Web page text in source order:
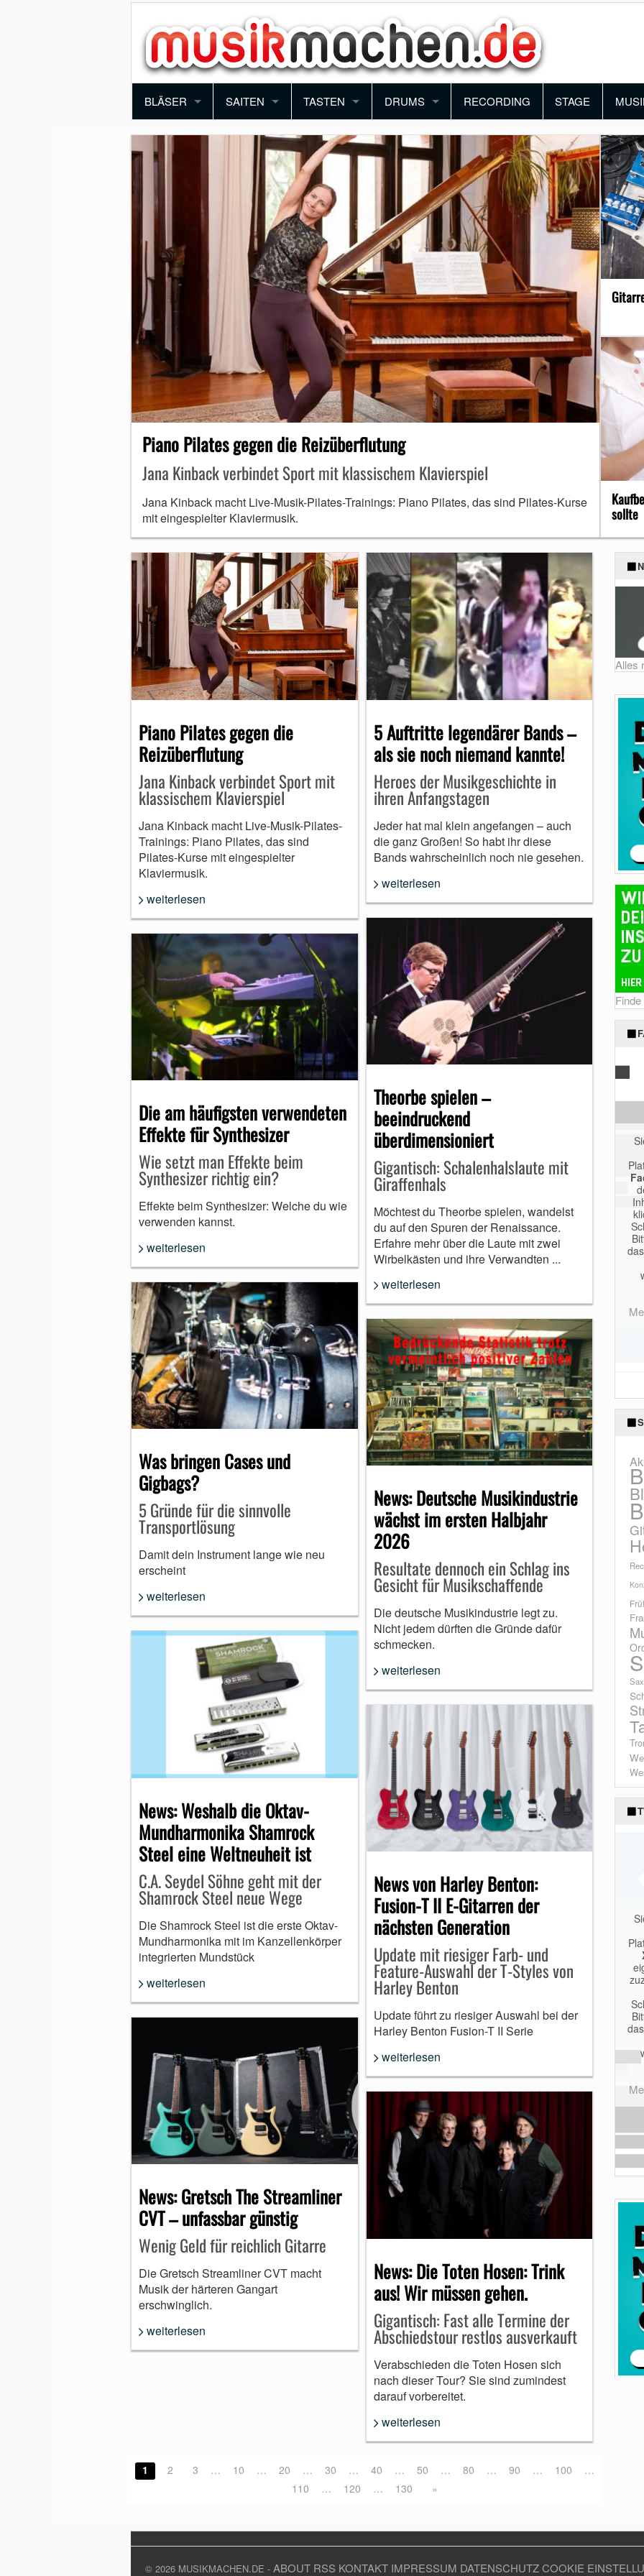
BLÄSER
TROMPETE
POSAUNE
SAXOPHON
KLARINETTE
QUERFLÖTE
BLOCKFLÖTE
MUNDHARMONIKA
SAITEN
VIOLINE
BRATSCHE
E-GITARRE
AKUSTIK GITARRE
E-BASS
HARFE
TASTEN
PIANO
KEYBOARD
SYNTHESIZER
AKKORDEON
DRUMS
SCHLAGZEUG
PERCUSSION
RECORDING STAGE
BLOG
FUN
Piano Pilates gegen die Reizüberflutung
Jana Kinback verbindet Sport mit klassischem Klavierspiel
Jana Kinback macht Live-Musik-Pilates-Trainings: Piano Pilates, das sind Pilates-Kurse
mit eingespielter Klaviermusik.
sollte
Piano Pilates gegen die
Reizüberflutung
Jana Kinback verbindet Sport mit
klassischem Klavierspiel
Jana Kinback macht Live-Musik-Pilates-
Trainings: Piano Pilates, das sind
Pilates-Kurse mit eingespielter
Klaviermusik.
weiterlesen
Die am häufigsten verwendeten
Effekte für Synthesizer
Wie setzt man Effekte beim
Synthesizer richtig ein?
Effekte beim Synthesizer: Welche du wie
verwenden kannst.
weiterlesen
Was bringen Cases und
Gigbags?
5 Gründe für die sinnvolle
Transportlösung
Damit dein Instrument lange wie neu
erscheint
weiterlesen
News: Weshalb die Oktav-
Mundharmonika Shamrock
Steel eine Weltneuheit ist
C.A. Seydel Söhne geht mit der
Shamrock Steel neue Wege
Die Shamrock Steel ist die erste Oktav-
Mundharmonika mit im Kanzellenkörper
integrierten Mundstück
weiterlesen
News: Gretsch The Streamliner
CVT – unfassbar günstig
Wenig Geld für reichlich Gitarre
Die Gretsch Streamliner CVT macht
Musik der härteren Gangart
erschwinglich.
weiterlesen
5 Auftritte legendärer Bands –
als sie noch niemand kannte!
Heroes der Musikgeschichte in
ihren Anfangstagen
Jeder hat mal klein angefangen – auch
die ganz Großen! So habt ihr diese
Bands wahrscheinlich noch nie gesehen.
weiterlesen
Theorbe spielen –
beeindruckend
überdimensioniert
Gigantisch: Schalenhalslaute mit
Giraffenhals
Möchtest du Theorbe spielen, wandelst
du auf den Spuren der Renaissance.
Erfahre mehr über die Laute mit zwei
Wirbelkästen und ihre Verwandten ...
weiterlesen
News: Deutsche Musikindustrie
wächst im ersten Halbjahr
2026
Resultate dennoch ein Schlag ins
Gesicht für Musikschaffende
Die deutsche Musikindustrie legt zu.
Nicht jedem dürften die Gründe dafür
schmecken.
weiterlesen
News von Harley Benton:
Fusion-T II E-Gitarren der
nächsten Generation
Update mit riesiger Farb- und
Feature-Auswahl der T-Styles von
Harley Benton
Update führt zu riesiger Auswahl bei der
Harley Benton Fusion-T II Serie
weiterlesen
News: Die Toten Hosen: Trink
aus! Wir müssen gehen.
Gigantisch: Fast alle Termine der
Abschiedstour restlos ausverkauft
Verabschieden die Toten Hosen sich
nach dieser Tour? Sie sind zumindest
darauf vorbereitet.
weiterlesen
1 2 3 … 10 … 20 … 30 … 40 … 50 … 80 … 90 … 100
…
110
… 120 … 130 »
Alles
© 2026 MUSIKMACHEN.DE - ABOUT RSS KONTAKT IMPRESSUM DATENSCHUTZCOOKIE